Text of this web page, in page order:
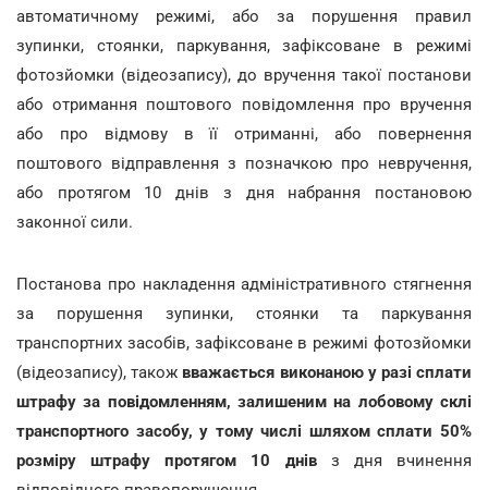
автоматичному режимі, або за порушення правил
зупинки, стоянки, паркування, зафіксоване в режимі
фотозйомки (відеозапису), до вручення такої постанови
або отримання поштового повідомлення про вручення
або про відмову в її отриманні, або повернення
поштового відправлення з позначкою про невручення,
або протягом 10 днів з дня набрання постановою
законної сили.
Постанова про накладення адміністративного стягнення
за порушення зупинки, стоянки та паркування
транспортних засобів, зафіксоване в режимі фотозйомки
(відеозапису), також вважається виконаною у разі сплати
штрафу за повідомленням, залишеним на лобовому склі
транспортного засобу, у тому числі шляхом сплати 50%
розміру штрафу протягом 10 днів з дня вчинення